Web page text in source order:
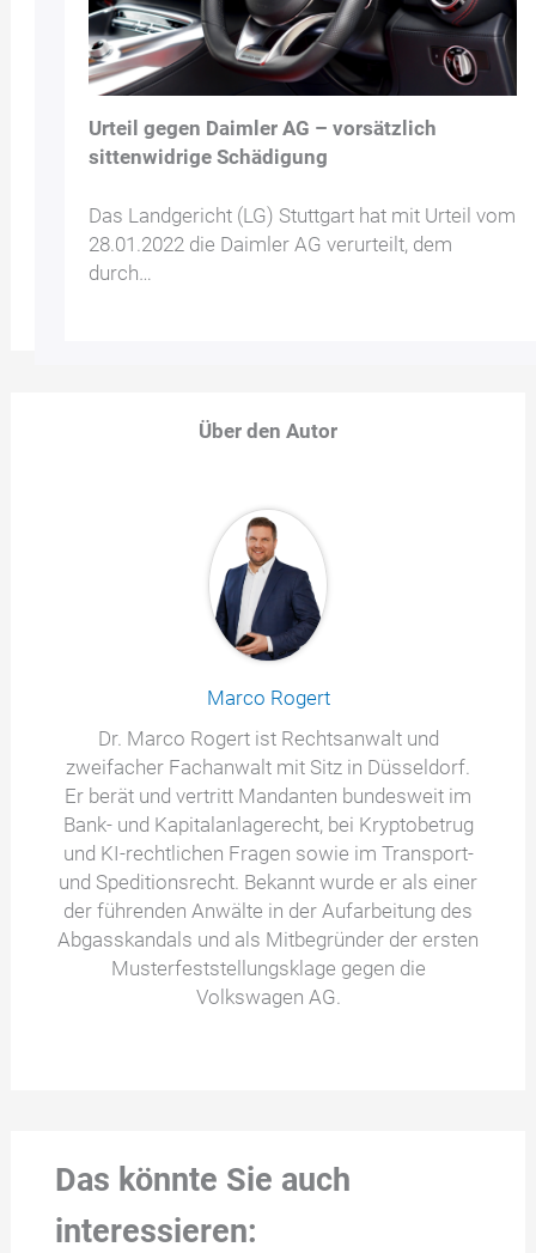
Urteil gegen Daimler AG – vorsätzlich
sittenwidrige Schädigung
Das Landgericht (LG) Stuttgart hat mit Urteil vom
28.01.2022 die Daimler AG verurteilt, dem
durch…
Über den Autor
Marco Rogert
Dr. Marco Rogert ist Rechtsanwalt und
zweifacher Fachanwalt mit Sitz in Düsseldorf.
Er berät und vertritt Mandanten bundesweit im
Bank- und Kapitalanlagerecht, bei Kryptobetrug
und KI-rechtlichen Fragen sowie im Transport-
und Speditionsrecht. Bekannt wurde er als einer
der führenden Anwälte in der Aufarbeitung des
Abgasskandals und als Mitbegründer der ersten
Musterfeststellungsklage gegen die
Volkswagen AG.
Das könnte Sie auch
interessieren: